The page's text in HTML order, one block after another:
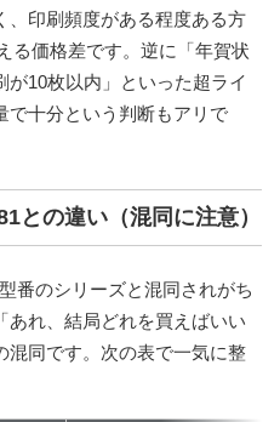
、印刷頻度がある程度ある方
る価格差です。逆に「年賀状
10枚以内」といった超ライ
で十分という判断もアリで
との違い（混同に注意）
番のシリーズと混同されがち
あれ、結局どれを買えばいい
混同です。次の表で一気に整